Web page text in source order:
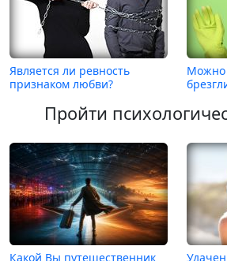
Является ли ревность
признаком любви?
Можно
Пройти
Какой Вы путешественник